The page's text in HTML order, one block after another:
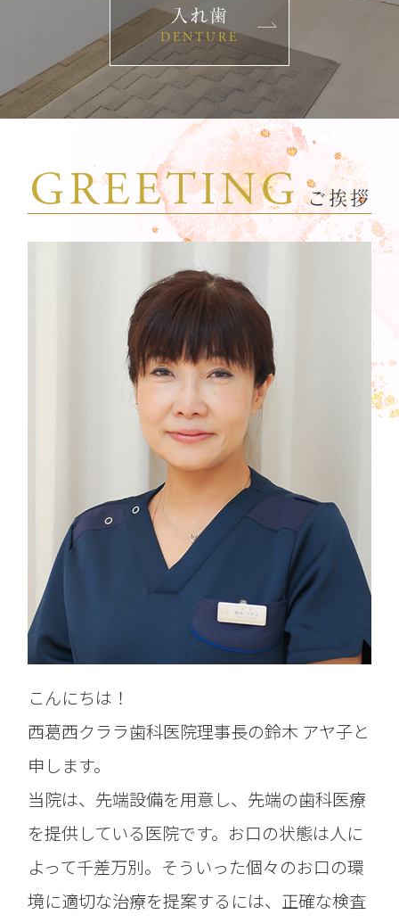
入れ歯
DENTURE
ご挨拶
こんにちは！
西葛西クララ歯科医院理事長の鈴木 アヤ子と
申します。
当院は、先端設備を用意し、先端の歯科医療
を提供している医院です。お口の状態は人に
よって千差万別。そういった個々のお口の環
境に適切な治療を提案するには、正確な検査